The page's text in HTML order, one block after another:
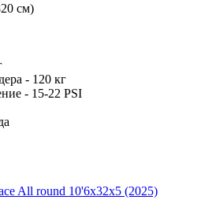
см)
- 120 кг
- 15-22 PSI
All round 10'6x32x5 (2025)